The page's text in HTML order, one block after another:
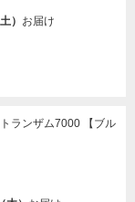
） お届け
ランザム7000 【ブル